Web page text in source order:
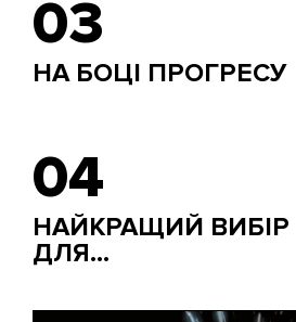
також показати значення під
користувачами різної
розмір фрейму не
використовують, тому і
03
НА БОЦІ ПРОГРЕСУ
тих, хто топить за
свого досвіду знаємо, що
пристойний зовнішній вигляд,
буде попадання. Vue.js чудово
масштабуванням на мобільних
04
НАЙКРАЩИЙ ВИБІР
ДЛЯ…